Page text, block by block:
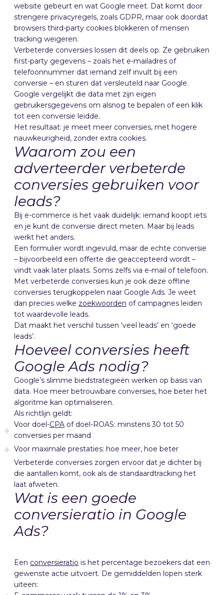
website gebeurt en wat Google meet. Dat komt door
strengere privacyregels, zoals GDPR, maar ook doordat
browsers third-party cookies blokkeren of mensen
tracking weigeren.
Verbeterde conversies lossen dit deels op. Ze gebruiken
first-party gegevens – zoals het e-mailadres of
telefoonnummer dat iemand zelf invult bij een
conversie – en sturen dat versleuteld naar Google.
Google vergelijkt die data met zijn eigen
gebruikersgegevens om alsnog te bepalen of een klik
tot een conversie leidde.
Het resultaat: je meet meer conversies, met hogere
nauwkeurigheid, zonder extra cookies.
Waarom zou een
adverteerder verbeterde
conversies gebruiken voor
leads?
Bij e-commerce is het vaak duidelijk: iemand koopt iets
en je kunt de conversie direct meten. Maar bij leads
werkt het anders.
Een formulier wordt ingevuld, maar de echte conversie
– bijvoorbeeld een offerte die geaccepteerd wordt –
vindt vaak later plaats. Soms zelfs via e-mail of telefoon.
Met verbeterde conversies kun je ook deze offline
conversies terugkoppelen naar Google Ads. Je weet
dan precies welke zoekwoorden of campagnes leiden
tot waardevolle leads.
Dat maakt het verschil tussen ‘veel leads’ en ‘goede
leads’.
Hoeveel conversies heeft
Google Ads nodig?
Google’s slimme biedstrategieën werken op basis van
data. Hoe meer betrouwbare conversies, hoe beter het
algoritme kan optimaliseren.
Als richtlijn geldt:
Voor doel-CPA of doel-ROAS: minstens 30 tot 50
conversies per maand
Voor maximale prestaties: hoe meer, hoe beter
Verbeterde conversies zorgen ervoor dat je dichter bij
die aantallen komt, ook als de standaardtracking het
laat afweten.
Wat is een goede
conversieratio in Google
Ads?
Een conversieratio is het percentage bezoekers dat een
gewenste actie uitvoert. De gemiddelden lopen sterk
uiteen: